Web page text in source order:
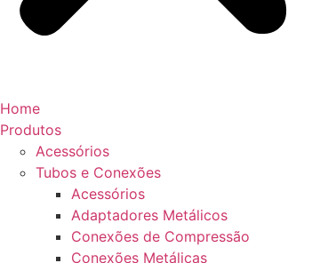
Home
Produtos
Acessórios
Tubos e Conexões
Acessórios
Adaptadores Metálicos
Conexões de Compressão
Conexões Metálicas